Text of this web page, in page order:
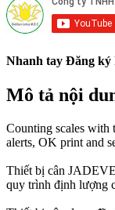
Nhanh tay Đăng ký
Mô tả nội
Counting scales with
alerts, OK print and
Thiết bị cân
quy trình định lượng